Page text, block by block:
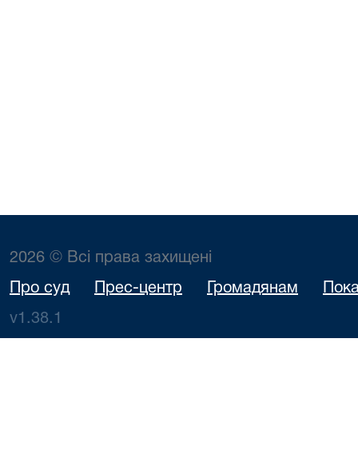
2026 © Всі права захищені
Про суд Прес-центр Громадянам
v1.38.1